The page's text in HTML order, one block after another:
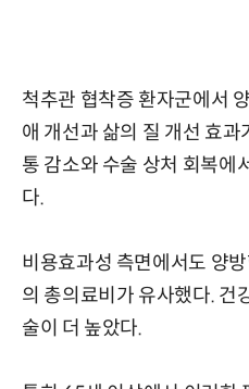
척추관 협착증 환자군에서
애 개선과 삶의 질 개선 효
통 감소와 수술 상처 회복에
다.
비용효과성 측면에서도 양
의 총의료비가 유사했다. 건
술이 더 높았다.